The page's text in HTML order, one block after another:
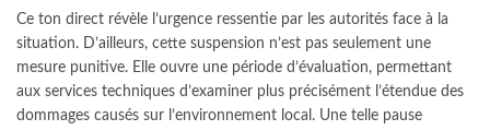
Ce ton direct révèle l’urgence ressentie par les autorités face à la
situation. D’ailleurs, cette suspension n’est pas seulement une
mesure punitive. Elle ouvre une période d’évaluation, permettant
aux services techniques d’examiner plus précisément l’étendue des
dommages causés sur l’environnement local. Une telle pause